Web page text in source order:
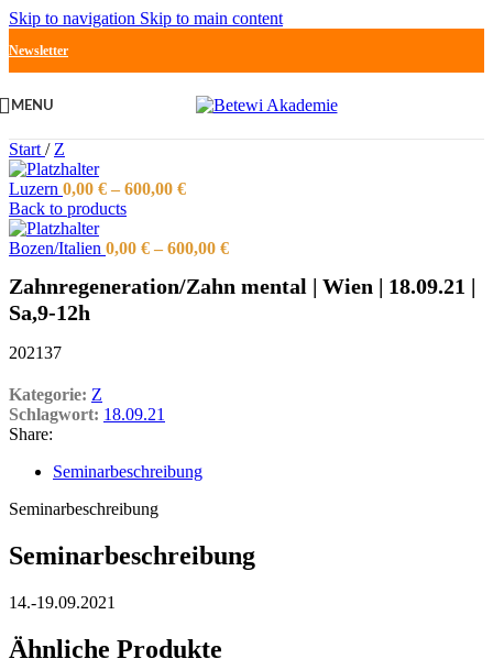
Skip to navigation Skip to main content
Newsletter
MENU
Start / Z
Luzern 0,00 € – 600,00 €
Back to products
Bozen/Italien 0,00 € – 600,00 €
Zahnregeneration/Zahn mental | Wien | 18.09.21 |
Sa,9-12h
202137
Kategorie: Z
Schlagwort: 18.09.21
Share:
Seminarbeschreibung
Seminarbeschreibung
Seminarbeschreibung
14.-19.09.2021
Ähnliche Produkte